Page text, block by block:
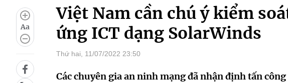
Aa
Việt Nam cần chú ý kiểm
ứng ICT dạng SolarWinds
Thứ hai, 11/07/2022 23:50
Các chuyên gia an ninh mạng đã nhận định tấn